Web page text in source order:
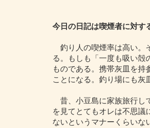
今日の日記は喫煙者に対す
釣り人の喫煙率は高い。
る。もしも「一度も吸い殻
ものである。携帯灰皿を
ことになる。釣り場にも灰
昔、小豆島に家族旅行し
を見てとてもオレは不思議
ないというマナーくらいな